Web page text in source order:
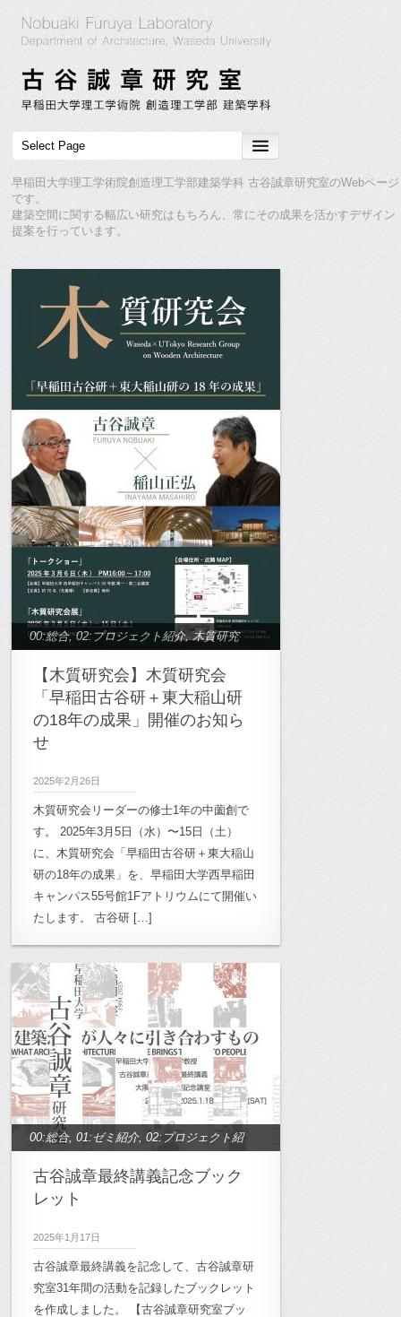
早稲田大学理工学術院創造理工学部建築学科 古谷誠章研究室のWebページ
です。
建築空間に関する幅広い研究はもちろん、常にその成果を活かすデザイン
提案を行っています。
00:総合,02:プロジェクト紹介,木質研究
【木質研究会】木質研究会
「早稲田古谷研＋東大稲山研
の18年の成果」開催のお知ら
せ
2025年2月26日
木質研究会リーダーの修士1年の中薗創で
す。 2025年3月5日（水）〜15日（土）
に、木質研究会「早稲田古谷研＋東大稲山
研の18年の成果」を、早稲田大学西早稲田
キャンパス55号館1Fアトリウムにて開催い
たします。 古谷研 […]
00:総合,01:ゼミ紹介,02:プロジェクト紹
究
12:木質空間研究
16:作家論ゼミ2010
究,20:雲南プロジェクト,21:キャンパス
古谷誠章最終講義記念ブック
レット
2025年1月17日
古谷誠章最終講義を記念して、古谷誠章研
究室31年間の活動を記録したブックレット
を作成しました。 【古谷誠章研究室ブッ